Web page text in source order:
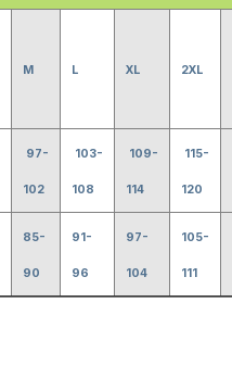
M L XL 2XL
97-
102
103-
108
109-
114
115-
120
85-
90
91-
96
97-
104
105-
111